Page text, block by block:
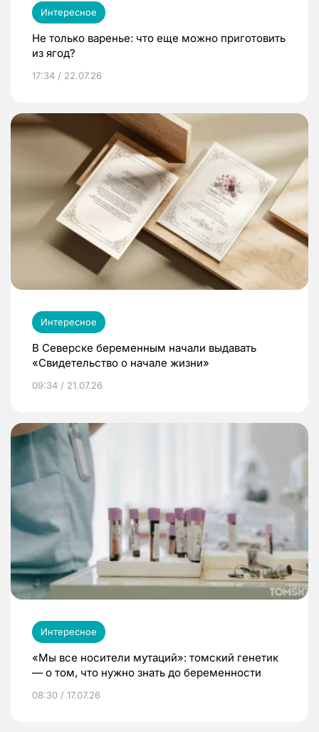
Интересное
Не только варенье: что еще можно приготовить
из ягод?
17:34 / 22.07.26
Интересное
В Северске беременным начали выдавать
«Свидетельство о начале жизни»
09:34 / 21.07.26
Интересное
«Мы все носители мутаций»: томский генетик
— о том, что нужно знать до беременности
08:30 / 17.07.26